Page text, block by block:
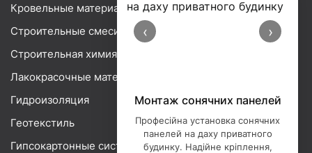
‹ ›
Монтаж сонячних панелей
Професійна установка сонячних
панелей на даху приватного
будинку. Надійне кріплення,
Кровельные материалы
Строительные смеси
Строительная химия
Лакокрасочные материалы
Гидроизоляция
Геотекстиль
Гипсокартонные системы